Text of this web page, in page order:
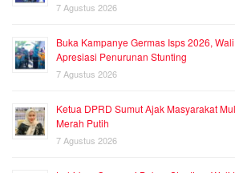
7 Agustus 2026
Buka Kampanye Germas Isps 2026,
Apresiasi Penurunan Stunting
7 Agustus 2026
Ketua DPRD Sumut Ajak Masyarakat
Merah Putih
7 Agustus 2026